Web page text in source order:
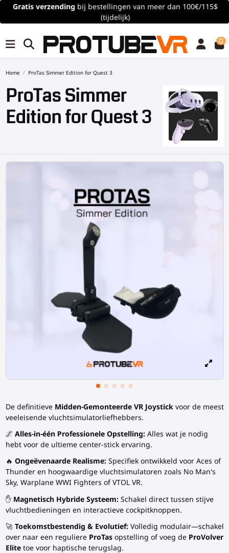
Gratis verzending bij bestellingen van meer dan 100€/115$
(tijdelijk)
0
Home ProTas Simmer Edition for Quest 3
ProTas Simmer
Edition for Quest 3
De definitieve Midden-Gemonteerde VR Joystickvoor de meest
veeleisende vluchtsimulatorliefhebbers.
🌌 Alles-in-één Professionele Opstelling:Alles wat je nodig
hebt voor de ultieme center-stick ervaring.
🔥 Ongeëvenaarde Realisme:Specifiek ontwikkeld voor Aces of
Thunder en hoogwaardige vluchtsimulatoren zoals No Man's
Sky, Warplane WWI Fighters of VTOL VR.
✋ Magnetisch Hybride Systeem:Schakel direct tussen stijve
vluchtbedieningen en interactieve cockpitknoppen.
🚀 Toekomstbestendig & Evolutief:Volledig modulair—schakel
over naar een reguliere ProTasopstelling of voeg de ProVolver
Elitetoe voor haptische terugslag.